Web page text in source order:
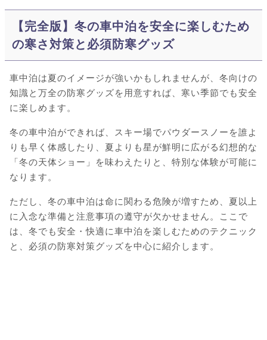
【完全版】冬の車中泊を安全に楽しむため
の寒さ対策と必須防寒グッズ
車中泊は夏のイメージが強いかもしれませんが、冬向けの
知識と万全の防寒グッズを用意すれば、寒い季節でも安全
に楽しめます。
冬の車中泊ができれば、スキー場でパウダースノーを誰よ
りも早く体感したり、夏よりも星が鮮明に広がる幻想的な
「冬の天体ショー」を味わえたりと、特別な体験が可能に
なります。
ただし、冬の車中泊は命に関わる危険が増すため、夏以上
に入念な準備と注意事項の遵守が欠かせません。ここで
は、冬でも安全・快適に車中泊を楽しむためのテクニック
と、必須の防寒対策グッズを中心に紹介します。